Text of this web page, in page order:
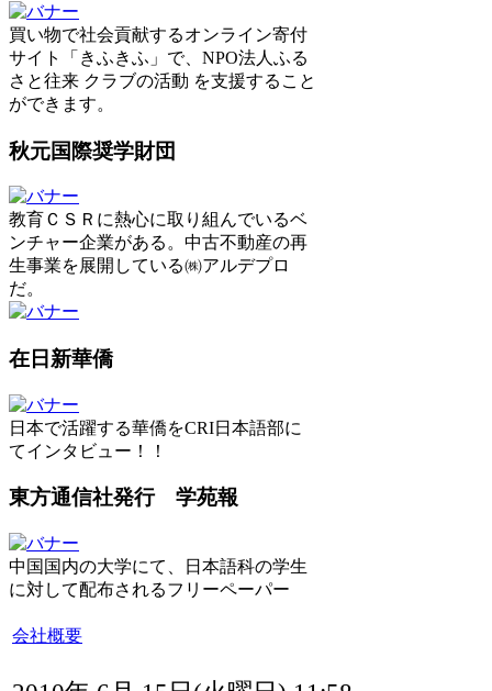
買い物で社会貢献するオンライン寄付
サイト「きふきふ」で、NPO法人ふる
さと往来 クラブの活動 を支援すること
ができます。
秋元国際奨学財団
教育ＣＳＲに熱心に取り組んでいるベ
ンチャー企業がある。中古不動産の再
生事業を展開している㈱アルデプロ
だ。
在日新華僑
日本で活躍する華僑をCRI日本語部に
てインタビュー！！
東方通信社発行 学苑報
中国国内の大学にて、日本語科の学生
に対して配布されるフリーペーパー
会社概要